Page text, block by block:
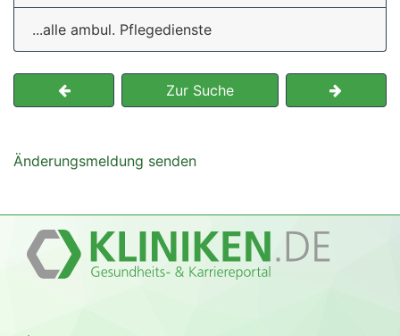
...alle ambul. Pflegedienste
Zur Suche
Änderungsmeldung senden